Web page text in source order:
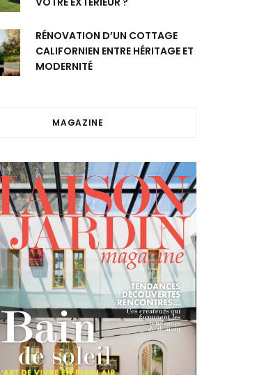
RÉNOVATION D’UN COTTAGE
CALIFORNIEN ENTRE HÉRITAGE ET
MODERNITÉ
MAGAZINE